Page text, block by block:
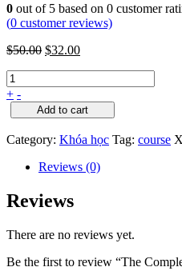
0 out of 5 based on 0 customer
(0 customer reviews)
$50.00 $32.00
+ -
Add to cart
Category: Khóa học Tag: course
Reviews (0)
Reviews
There are no reviews yet.
Be the first to review “The